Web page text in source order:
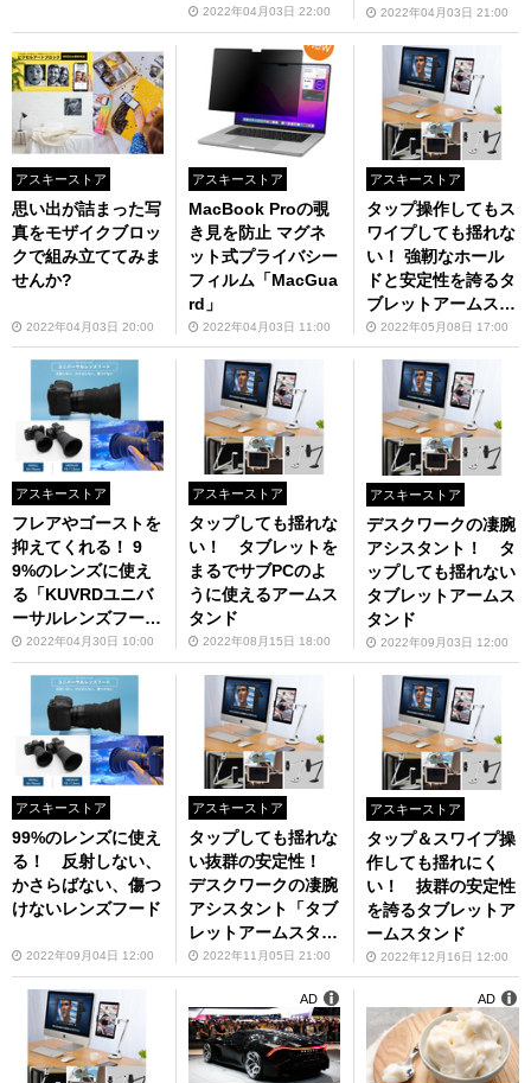
2022年04月03日 22:00 2022年04月03日 21:00
アスキーストア
思い出が詰まった写
真をモザイクブロッ
クで組み立ててみま
せんか?
2022年04月03日 20:00
アスキーストア
MacBook Proの覗
き見を防止 マグネ
ット式プライバシー
フィルム「MacGua
rd」
2022年04月03日 11:00
アスキーストア
タップ操作してもス
ワイプしても揺れな
い！ 強靭なホール
ドと安定性を誇るタ
ブレットアームスタ
ンド2022年05月08日 17:00
アスキーストア
フレアやゴーストを
抑えてくれる！ 9
9%のレンズに使え
る「KUVRDユニバ
ーサルレンズフー
ド」2022年04月30日 10:00
アスキーストア
タップしても揺れな
い！ タブレットを
まるでサブPCのよ
うに使えるアームス
タンド
2022年08月15日 18:00
アスキーストア
デスクワークの凄腕
アシスタント！ タ
ップしても揺れない
タブレットアームス
タンド
2022年09月03日 12:00
アスキーストア
99%のレンズに使え
る！ 反射しない、
かさらばない、傷つ
けないレンズフード
2022年09月04日 12:00
アスキーストア
タップしても揺れな
い抜群の安定性！
デスクワークの凄腕
アシスタント「タブ
レットアームスタン
ドS2C」
2022年11月05日 21:00
アスキーストア
タップ＆スワイプ操
作しても揺れにく
い！ 抜群の安定性
を誇るタブレットア
ームスタンド
2022年12月16日 12:00
AD AD